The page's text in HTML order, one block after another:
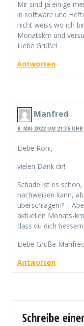
Mir sind ja einige
in software und
nicht weiss wo ich
Monatskm und
Liebe Grüße!
Antworten
Manfred
8. MAI 2022 UM 21:36 UHR
Liebe Roni,
vielen Dank dir!
Schade ist es
nachweisen kann,
überschlagen!? –
aktuellen Monats-
dass du dich
Liebe Grüße Manfred
Antworten
Schreibe